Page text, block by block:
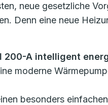
neue gesetzliche
Denn eine neue
200-A intelligent
moderne
besonders